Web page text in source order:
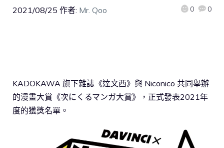
2021/08/25 作者: Mr. Qoo 0 0
KADOKAWA 旗下雜誌《達文西》與 Niconico 共同舉辦
的漫畫大賞《次にくるマンガ大賞》，正式發表2021年
度的獲獎名單。